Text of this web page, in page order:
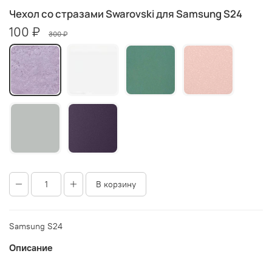
Чехол со стразами Swarovski для Samsung S24
100 ₽ 300 ₽
В корзину
Samsung S24
Описание